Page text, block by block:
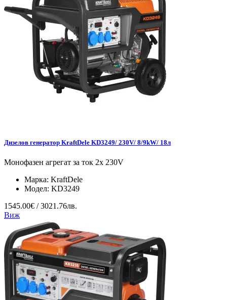
Дизелов генератор KraftDele KD3249/ 230V/ 8/9kW/ 18л
Монофазен агрегат за ток 2x 230V
Марка: KraftDele
Модел: KD3249
1545.00€ / 3021.76лв.
Виж